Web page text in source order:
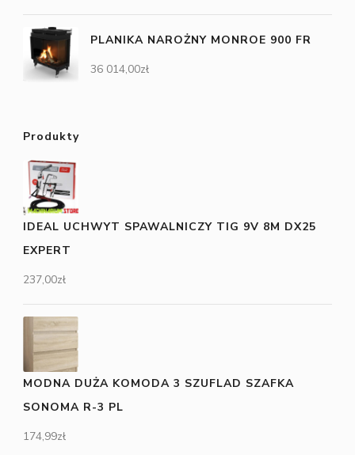
PLANIKA NAROŻNY MONROE 900 FR
36 014,00zł
Produkty
IDEAL UCHWYT SPAWALNICZY TIG 9V 8M DX25
EXPERT
237,00zł
MODNA DUŻA KOMODA 3 SZUFLAD SZAFKA
SONOMA R-3 PL
174,99zł